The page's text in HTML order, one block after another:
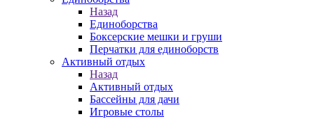
Назад
Единоборства
Боксерские мешки и груши
Перчатки для единоборств
Активный отдых
Назад
Активный отдых
Бассейны для дачи
Игровые столы